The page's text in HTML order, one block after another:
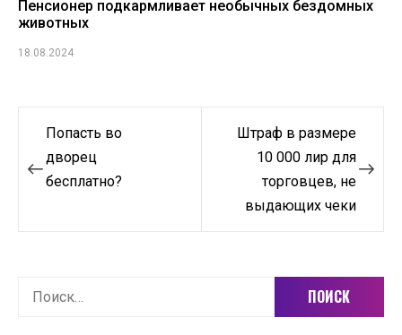
Пенсионер подкармливает необычных бездомных
животных
18.08.2024
Навигация
по
Попасть во
дворец
бесплатно?
Штраф в размере
10 000 лир для
торговцев, не
выдающих чеки
Найти: